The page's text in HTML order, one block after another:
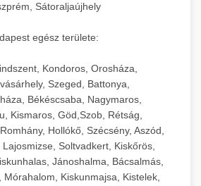
Sátoraljaújhely
egész területe:
Kondoros, Orosháza,
Szeged, Battonya,
Békéscsaba, Nagymaros,
Kismaros, Göd,Szob, Rétság,
Hollókő, Szécsény, Aszód,
Soltvadkert, Kiskőrös,
Jánoshalma, Bácsalmás,
Mórahalom, Kiskunmajsa, Kistelek,